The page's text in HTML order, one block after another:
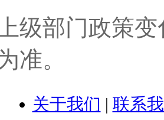
级部门政策
准。
关于我们 | 联系